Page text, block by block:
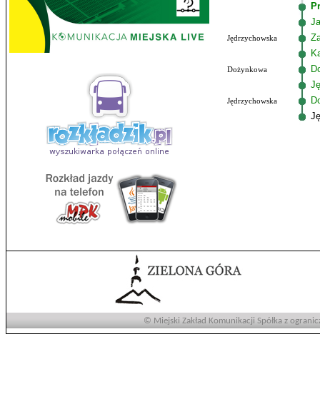
Jędrzychowska
Dożynkowa
Jędrzychowska
© Miejski Zakład Komunikacji Spółka z